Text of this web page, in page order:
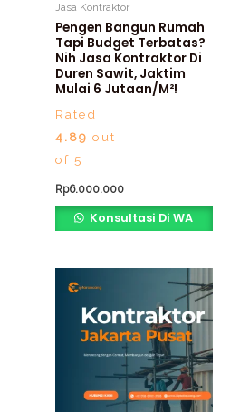
Jasa Kontraktor
Pengen Bangun Rumah
Tapi Budget Terbatas?
Nih Jasa Kontraktor Di
Duren Sawit, Jaktim
Mulai 6 Jutaan/m²!
Rated
4.89 out
of 5
Rp6.000.000
Konsultasi Di WA